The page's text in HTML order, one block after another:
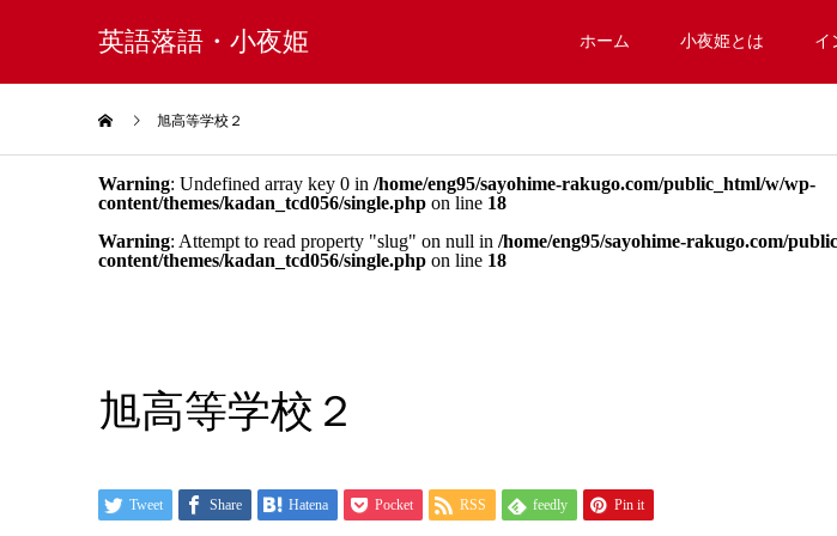
英語落語・小夜姫 ホーム 小夜姫とは イ
旭高等学校２
Warning: Undefined array key 0 in /home/eng95/sayohime-rakugo.com/public_html/w/wp-
content/themes/kadan_tcd056/single.php on line 18
Warning: Attempt to read property "slug" on null in /home/eng95/sayohime-rakugo.com/
content/themes/kadan_tcd056/single.php on line 18
旭高等学校２
Tweet Share Hatena Pocket RSS feedly Pin it